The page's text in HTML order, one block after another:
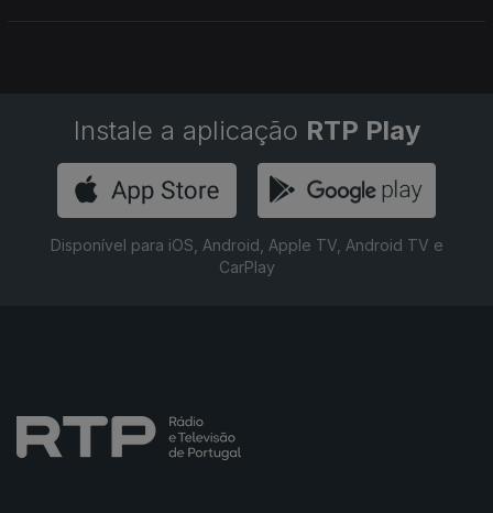
Instale a aplicação RTP Play
Disponível para iOS, Android, Apple TV, Android TV e
CarPlay